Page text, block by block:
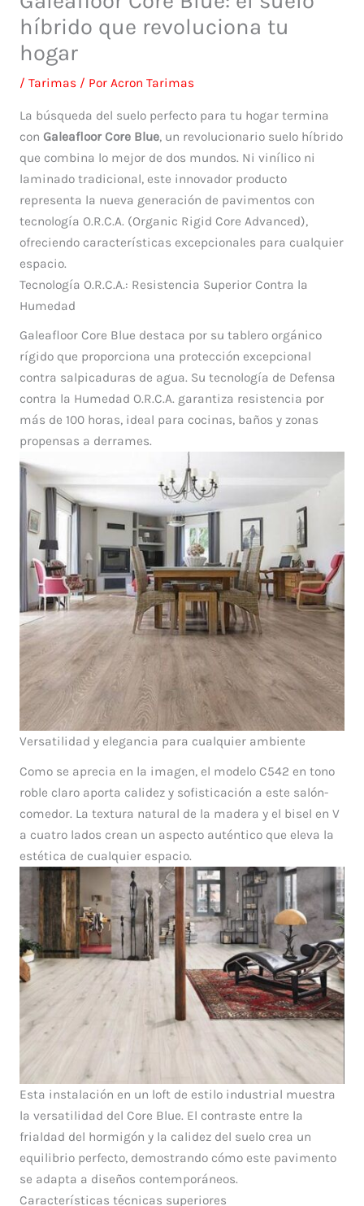
híbrido que revoluciona tu
hogar
/ Tarimas/ Por Acron Tarimas
La búsqueda del suelo perfecto para tu hogar termina
con Galeafloor Core Blue, un revolucionario suelo híbrido
que combina lo mejor de dos mundos. Ni vinílico ni
laminado tradicional, este innovador producto
representa la nueva generación de pavimentos con
tecnología O.R.C.A. (Organic Rigid Core Advanced),
ofreciendo características excepcionales para cualquier
espacio.
Tecnología O.R.C.A.: Resistencia Superior Contra la
Humedad
Galeafloor Core Blue destaca por su tablero orgánico
rígido que proporciona una protección excepcional
contra salpicaduras de agua. Su tecnología de Defensa
contra la Humedad O.R.C.A. garantiza resistencia por
más de 100 horas, ideal para cocinas, baños y zonas
propensas a derrames.
Versatilidad y elegancia para cualquier ambiente
Como se aprecia en la imagen, el modelo C542 en tono
roble claro aporta calidez y sofisticación a este salón-
comedor. La textura natural de la madera y el bisel en V
a cuatro lados crean un aspecto auténtico que eleva la
estética de cualquier espacio.
Esta instalación en un loft de estilo industrial muestra
la versatilidad del Core Blue. El contraste entre la
frialdad del hormigón y la calidez del suelo crea un
equilibrio perfecto, demostrando cómo este pavimento
se adapta a diseños contemporáneos.
Características técnicas superiores